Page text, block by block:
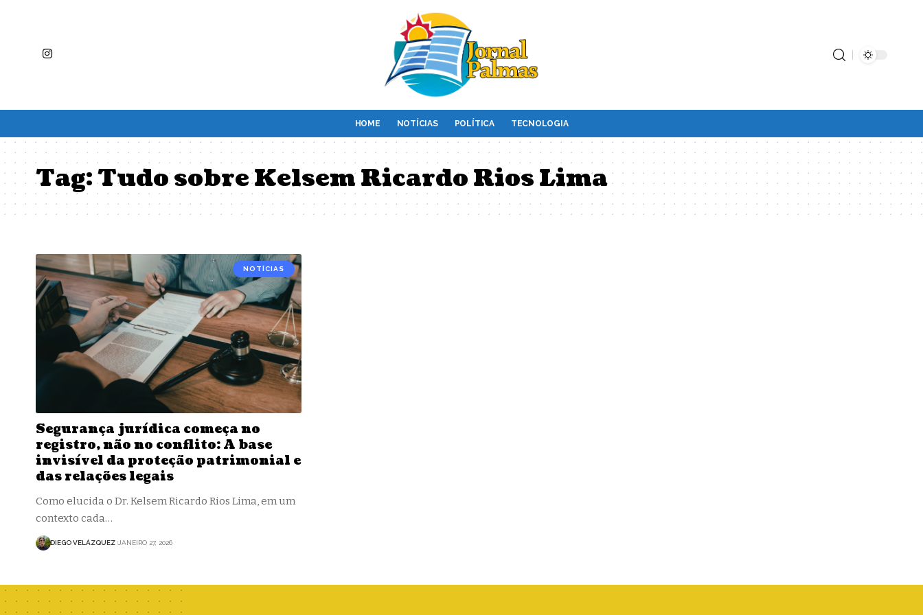
HOME NOTÍCIAS POLÍTICA TECNOLOGIA
Tag:Tudo sobre Kelsem Ricardo Rios Lima
NOTÍCIAS
Segurança jurídica começa no
registro, não no conflito: A base
invisível da proteção patrimonial e
das relações legais
Como elucida o Dr. Kelsem Ricardo Rios Lima, em um
contexto cada…
DIEGO VELÁZQUEZ JANEIRO 27, 2026